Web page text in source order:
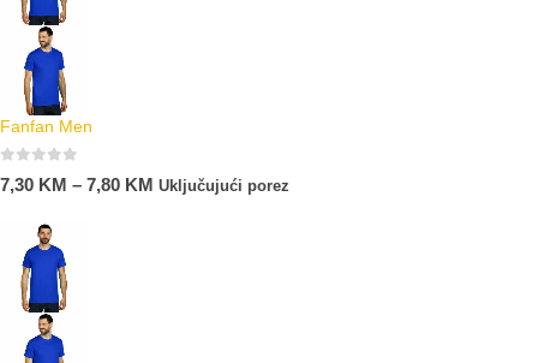
Fanfan Men
7,30 KM – 7,80 KM Uključujući porez